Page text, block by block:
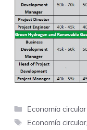
Categorías
Economía circular
Etiquetas
Economía circular,